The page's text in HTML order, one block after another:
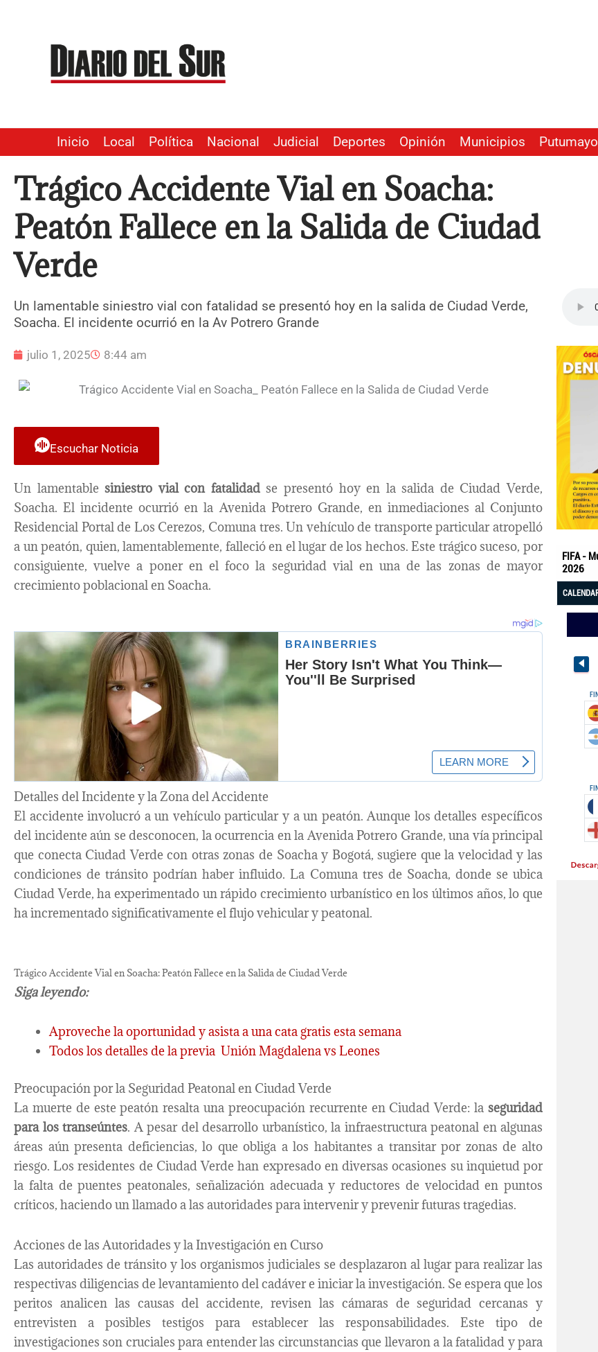
contenido
Inicio Local Política Nacional Judicial Deportes Opinión Municipios Putumayo
Trágico Accidente Vial en Soacha:
Peatón Fallece en la Salida de Ciudad
Verde
Un lamentable siniestro vial con fatalidad se presentó hoy en la salida de Ciudad Verde,
Soacha. El incidente ocurrió en la Av Potrero Grande
julio 1, 2025 8:44 am
Escuchar Noticia
Un lamentablesiniestro vial con fatalidadse presentó hoy en la salida de Ciudad Verde,
Soacha. El incidente ocurrió en la Avenida Potrero Grande, en inmediaciones al Conjunto
Residencial Portal de Los Cerezos, Comuna tres. Un vehículo de transporte particular atropelló
a un peatón, quien, lamentablemente, falleció en el lugar de los hechos. Este trágico suceso, por
consiguiente, vuelve a poner en el foco la seguridad vial en una de las zonas de mayor
crecimiento poblacional en Soacha.
Detalles del Incidente y la Zona del Accidente
El accidente involucró a un vehículo particular y a un peatón. Aunque los detalles específicos
del incidente aún se desconocen, la ocurrencia en la Avenida Potrero Grande, una vía principal
que conecta Ciudad Verde con otras zonas de Soacha y Bogotá, sugiere que la velocidad y las
condiciones de tránsito podrían haber influido. La Comuna tres de Soacha, donde se ubica
Ciudad Verde, ha experimentado un rápido crecimiento urbanístico en los últimos años, lo que
ha incrementado significativamente el flujo vehicular y peatonal.
Trágico Accidente Vial en Soacha: Peatón Fallece en la Salida de Ciudad Verde
Siga leyendo:
Aproveche la oportunidad y asista a una cata gratis esta semana
Todos los detalles de la previa Unión Magdalena vs Leones
Preocupación por la Seguridad Peatonal en Ciudad Verde
La muerte de este peatón resalta una preocupación recurrente en Ciudad Verde: la seguridad
para los transeúntes. A pesar del desarrollo urbanístico, la infraestructura peatonal en algunas
áreas aún presenta deficiencias, lo que obliga a los habitantes a transitar por zonas de alto
riesgo. Los residentes de Ciudad Verde han expresado en diversas ocasiones su inquietud por
la falta de puentes peatonales, señalización adecuada y reductores de velocidad en puntos
críticos, haciendo un llamado a las autoridades para intervenir y prevenir futuras tragedias.
Acciones de las Autoridades y la Investigación en Curso
Las autoridades de tránsito y los organismos judiciales se desplazaron al lugar para realizar las
respectivas diligencias de levantamiento del cadáver e iniciar la investigación. Se espera que los
peritos analicen las causas del accidente, revisen las cámaras de seguridad cercanas y
entrevisten a posibles testigos para establecer las responsabilidades. Este tipo de
investigaciones son cruciales para entender las circunstancias que llevaron a la fatalidad y para